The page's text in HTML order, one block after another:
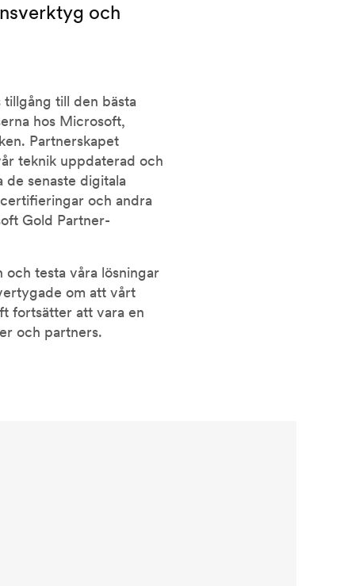
och
till den bästa
hos Microsoft,
Partnerskapet
teknik uppdaterad och
senaste digitala
och andra
Gold Partner-
och testa våra lösningar
om att vårt
fortsätter att vara en
och partners.